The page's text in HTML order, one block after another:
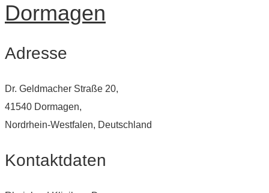
Dormagen
Adresse
Dr. Geldmacher Straße 20,
41540 Dormagen,
Nordrhein-Westfalen, Deutschland
Kontaktdaten